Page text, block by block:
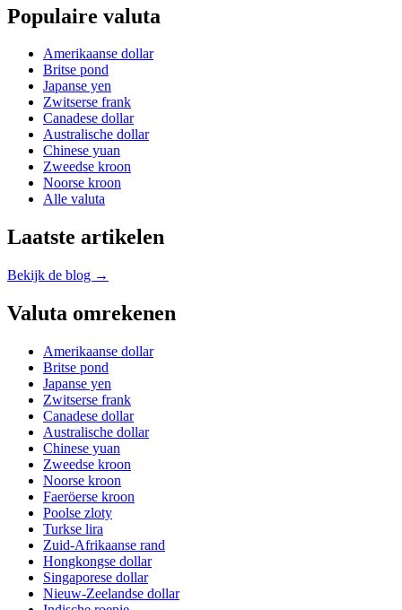
Populaire valuta
Amerikaanse dollar
Britse pond
Japanse yen
Zwitserse frank
Canadese dollar
Australische dollar
Chinese yuan
Zweedse kroon
Noorse kroon
Alle valuta
Laatste artikelen
Bekijk de blog →
Valuta omrekenen
Amerikaanse dollar
Britse pond
Japanse yen
Zwitserse frank
Canadese dollar
Australische dollar
Chinese yuan
Zweedse kroon
Noorse kroon
Faeröerse kroon
Poolse zloty
Turkse lira
Zuid-Afrikaanse rand
Hongkongse dollar
Singaporese dollar
Nieuw-Zeelandse dollar